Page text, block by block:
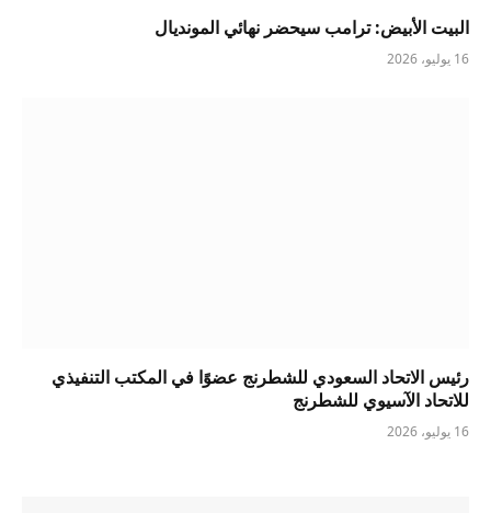
البيت الأبيض: ترامب سيحضر نهائي المونديال
16 يوليو، 2026
رئيس الاتحاد السعودي للشطرنج عضوًا في المكتب التنفيذي
للاتحاد الآسيوي للشطرنج
16 يوليو، 2026